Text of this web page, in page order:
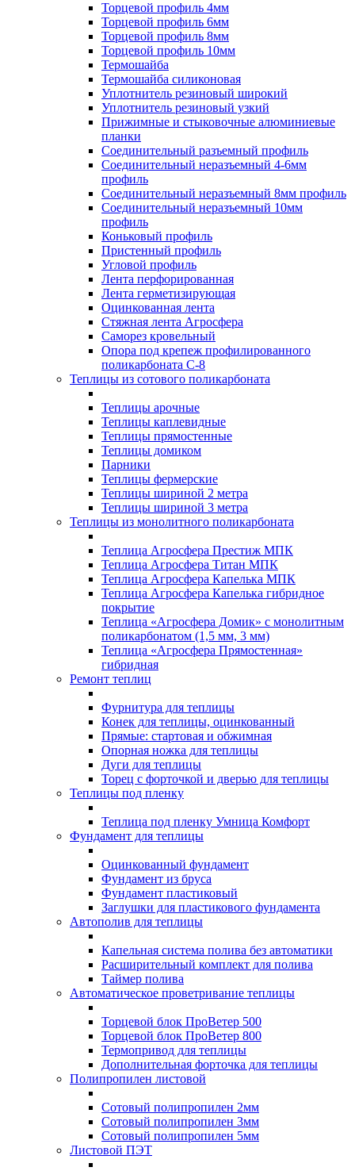
Торцевой профиль 4мм
Торцевой профиль 6мм
Торцевой профиль 8мм
Торцевой профиль 10мм
Термошайба
Термошайба силиконовая
Уплотнитель резиновый широкий
Уплотнитель резиновый узкий
Прижимные и стыковочные алюминиевые
планки
Соединительный разъемный профиль
Соединительный неразъемный 4-6мм
профиль
Соединительный неразъемный 8мм профиль
Соединительный неразъемный 10мм
профиль
Коньковый профиль
Пристенный профиль
Угловой профиль
Лента перфорированная
Лента герметизирующая
Оцинкованная лента
Стяжная лента Агросфера
Саморез кровельный
Опора под крепеж профилированного
поликарбоната С-8
Теплицы из сотового поликарбоната
Теплицы арочные
Теплицы каплевидные
Теплицы прямостенные
Теплицы домиком
Парники
Теплицы фермерские
Теплицы шириной 2 метра
Теплицы шириной 3 метра
Теплицы из монолитного поликарбоната
Теплица Агросфера Престиж МПК
Теплица Агросфера Титан МПК
Теплица Агросфера Капелька МПК
Теплица Агросфера Капелька гибридное
покрытие
Теплица «Агросфера Домик» с монолитным
поликарбонатом (1,5 мм, 3 мм)
Теплица «Агросфера Прямостенная»
гибридная
Ремонт теплиц
Фурнитура для теплицы
Конек для теплицы, оцинкованный
Прямые: стартовая и обжимная
Опорная ножка для теплицы
Дуги для теплицы
Торец с форточкой и дверью для теплицы
Теплицы под пленку
Теплица под пленку Умница Комфорт
Фундамент для теплицы
Оцинкованный фундамент
Фундамент из бруса
Фундамент пластиковый
Заглушки для пластикового фундамента
Автополив для теплицы
Капельная система полива без автоматики
Расширительный комплект для полива
Таймер полива
Автоматическое проветривание теплицы
Торцевой блок ПроВетер 500
Торцевой блок ПроВетер 800
Термопривод для теплицы
Дополнительная форточка для теплицы
Полипропилен листовой
Сотовый полипропилен 2мм
Сотовый полипропилен 3мм
Сотовый полипропилен 5мм
Листовой ПЭТ